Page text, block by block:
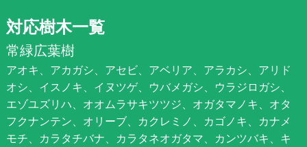
対応樹木一覧
常緑広葉樹
アオキ、アカガシ、アセビ、アベリア、アラカシ、アリド
オシ、イスノキ、イヌツゲ、ウバメガシ、ウラジロガシ、
エゾユズリハ、オオムラサキツツジ、オガタマノキ、オタ
フクナンテン、オリーブ、カクレミノ、カゴノキ、カナメ
モチ、カラタチバナ、カラタネオガタマ、カンツバキ、キ